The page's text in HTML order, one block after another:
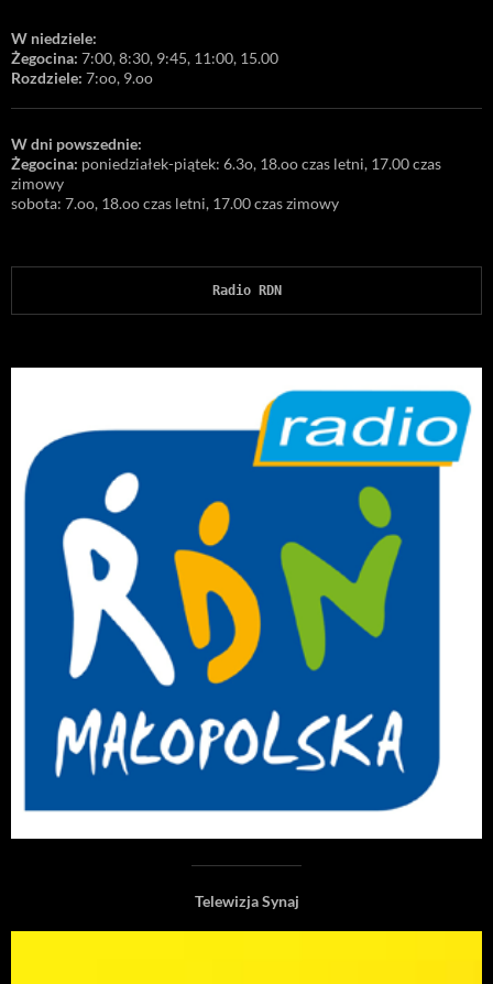
W niedziele:
Żegocina: 7:00, 8:30, 9:45, 11:00, 15.00
Rozdziele: 7:oo, 9.oo
W dni powszednie:
Żegocina: poniedziałek-piątek: 6.3o, 18.oo czas letni, 17.00 czas
zimowy
sobota: 7.oo, 18.oo czas letni, 17.00 czas zimowy
Radio RDN
Telewizja Synaj